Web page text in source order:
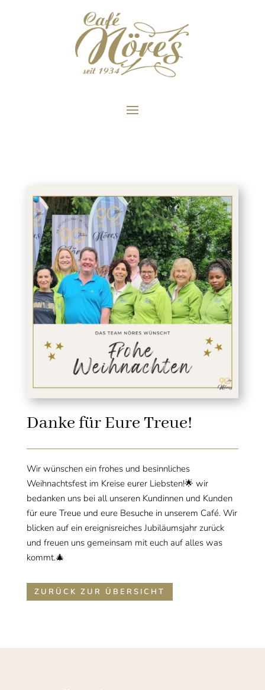
Danke für Eure Treue!
Wir wünschen ein frohes und besinnliches
Weihnachtsfest im Kreise eurer Liebsten!🌟 wir
bedanken uns bei all unseren Kundinnen und Kunden
für eure Treue und eure Besuche in unserem Café. Wir
blicken auf ein ereignisreiches Jubiläumsjahr zurück
und freuen uns gemeinsam mit euch auf alles was
kommt.🎄
ZURÜCK ZUR ÜBERSICHT